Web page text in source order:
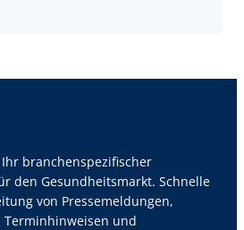
Ihr branchenspezifischer
den Gesundheitsmarkt. Schnelle
von Pressemeldungen,
und